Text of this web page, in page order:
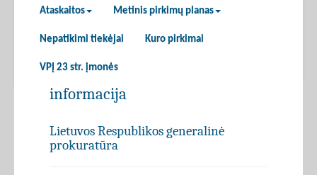
Ataskaitos Metinis pirkimų planas
Nepatikimi tiekėjai Kuro pirkimai
VPĮ 23 str. įmonės
informacija
Lietuvos Respublikos generalinė
prokuratūra